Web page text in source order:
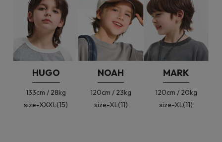
HUGO
133cm / 28kg
size-XXXL(15)
NOAH
120cm / 23kg
size-XL(11)
MARK
120cm / 20kg
size-XL(11)